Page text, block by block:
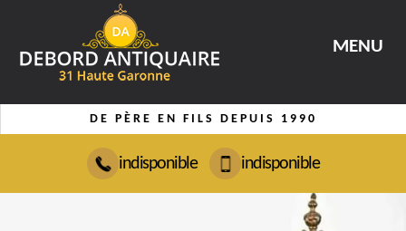
MENU
DE PÈRE EN FILS DEPUIS 1990
indisponible indisponible